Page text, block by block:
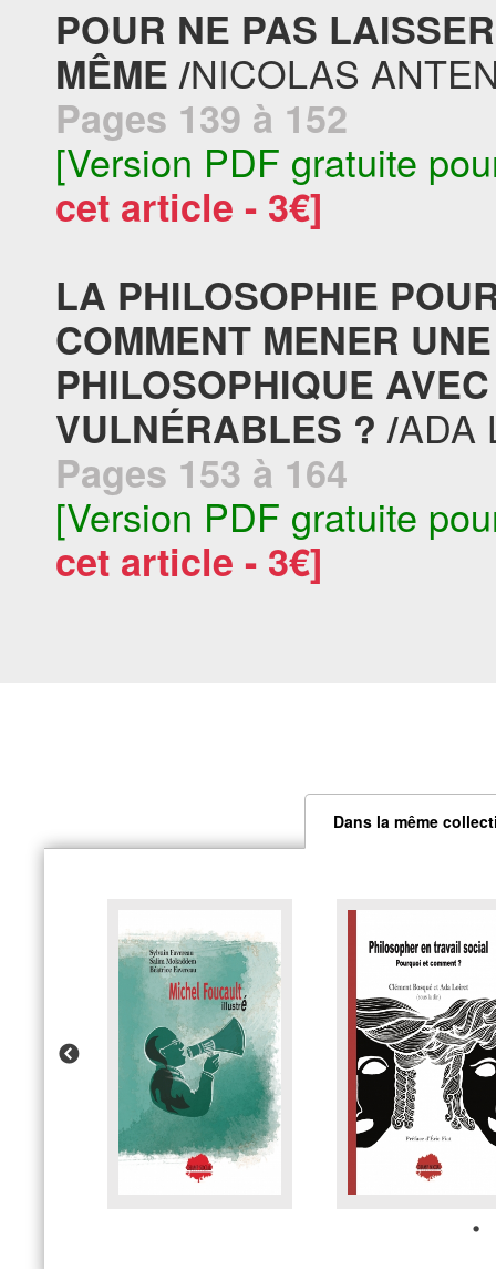
POUR NE PAS
MÊME /NICOLAS
Pages 139 à 152
[Version PDF gratuite
cet article - 3€]
LA PHILOSOPHIE
COMMENT MENER
PHILOSOPHIQUE
VULNÉRABLES ? /ADA
Pages 153 à 164
[Version PDF gratuite
cet article - 3€]
Dans la même